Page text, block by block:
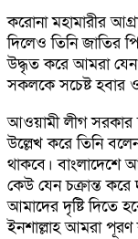
করোনা মহামারীর
দিলেও তিনি জাতির
উদ্ধৃত করে আমরা যেন
সকলকে সচেষ্ট হবার
আওয়ামী লীগ সরকার
উল্লেখ করে তিনি
থাকবে। বাংলাদেশে
কেউ যেন চক্রান্ত করে
আমাদের দৃষ্টি দিতে
ইনশাল্লাহ আমরা